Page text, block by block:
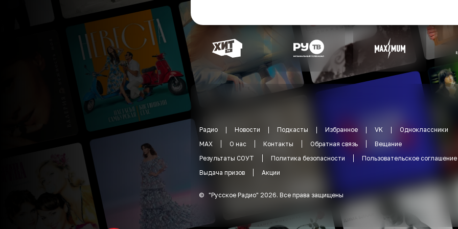
Радио Новости Подкасты Избранное VK
Одноклассники
MAX
О нас Контакты Обратная связь
Вещание
Результаты СОУТ
Политика безопасности
Пользовательское соглашение
Выдача призов
Акции
© "Русское Радио" 2026. Все права защищены